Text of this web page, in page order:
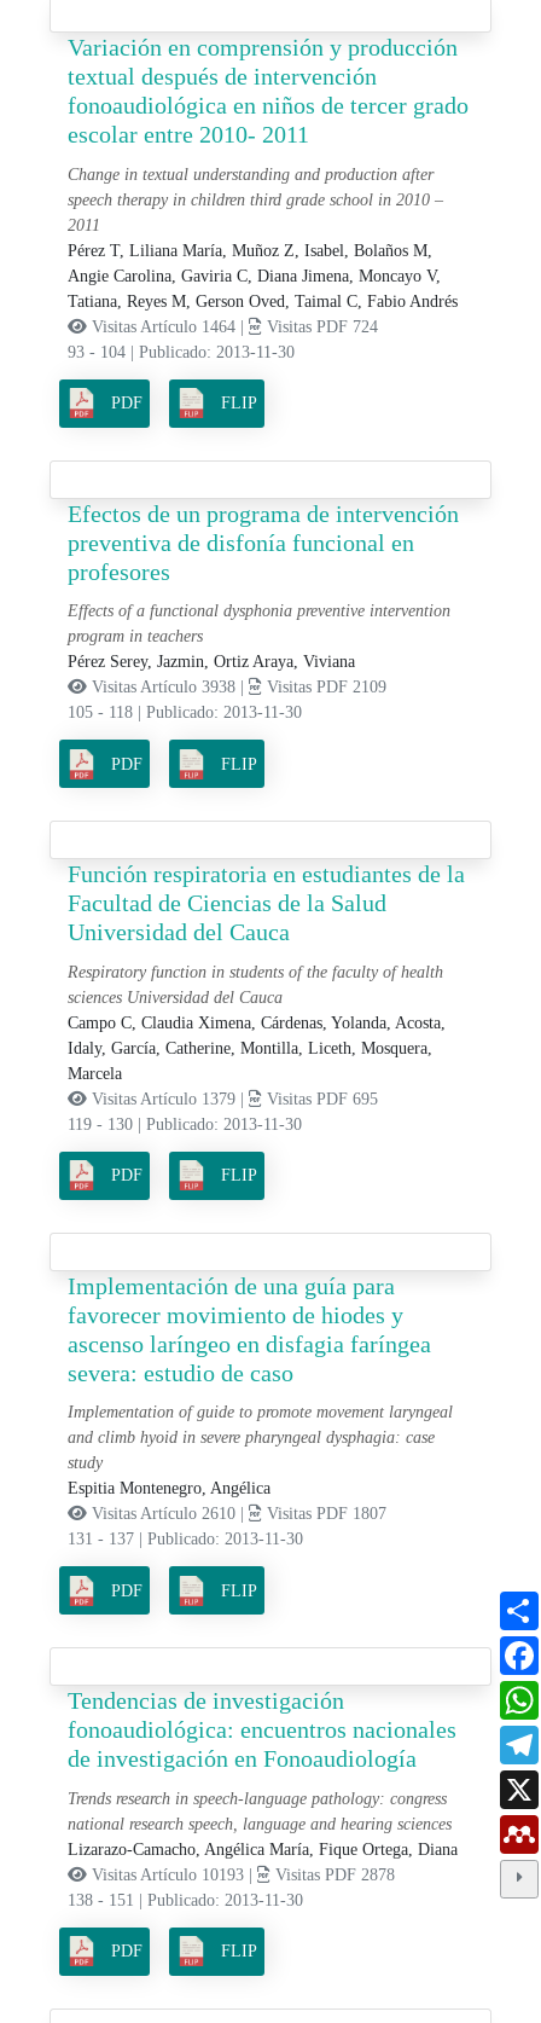
Variación en comprensión y producción
textual después de intervención
fonoaudiológica en niños de tercer grado
escolar entre 2010- 2011
Change in textual understanding and production after
speech therapy in children third grade school in 2010 –
2011
Pérez T, Liliana María,Muñoz Z, Isabel,Bolaños M,
Angie Carolina,Gaviria C, Diana Jimena,Moncayo V,
Tatiana,Reyes M, Gerson Oved,Taimal C, Fabio Andrés
Visitas Artículo 1464 |
Visitas PDF 724
93 - 104
|Publicado: 2013-11-30
PDF FLIP
Efectos de un programa de intervención
preventiva de disfonía funcional en
profesores
Effects of a functional dysphonia preventive intervention
program in teachers
Pérez Serey, Jazmin,Ortiz Araya, Viviana
Visitas Artículo 3938 |
Visitas PDF 2109
105 - 118
|Publicado: 2013-11-30
PDF FLIP
Función respiratoria en estudiantes de la
Facultad de Ciencias de la Salud
Universidad del Cauca
Respiratory function in students of the faculty of health
sciences Universidad del Cauca
Campo C, Claudia Ximena,Cárdenas, Yolanda, Acosta,
Idaly,García, Catherine,Montilla, Liceth,Mosquera,
Marcela
Visitas Artículo 1379 |
Visitas PDF 695
119 - 130
|Publicado: 2013-11-30
PDF FLIP
Implementación de una guía para
favorecer movimiento de hiodes y
ascenso laríngeo en disfagia faríngea
severa: estudio de caso
Implementation of guide to promote movement laryngeal
and climb hyoid in severe pharyngeal dysphagia: case
study
Espitia Montenegro, Angélica
Visitas Artículo 2610 |
Visitas PDF 1807
131 - 137
|Publicado: 2013-11-30
PDF FLIP
Tendencias de investigación
fonoaudiológica: encuentros nacionales
de investigación en Fonoaudiología
Trends research in speech-language pathology: congress
national research speech, language and hearing sciences
Lizarazo-Camacho, Angélica María,Fique Ortega, Diana
Visitas Artículo 10193 |
Visitas PDF 2878
138 - 151
|Publicado: 2013-11-30
PDF FLIP